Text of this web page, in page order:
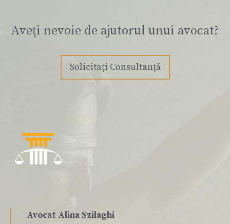
Aveți nevoie de ajutorul unui avocat?
Solicitați Consultanță
Avocat Alina Szilaghi